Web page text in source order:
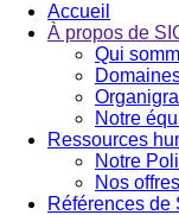
Navigation
principale
Accueil
À propos de
Qui
Notre
Ressources
Notre
Nos offres
Références de